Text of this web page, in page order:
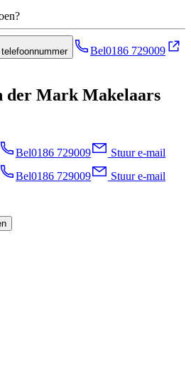
Bel0186 729009
der Mark Makelaars
Bel0186 729009 Stuur e-mail
Bel0186 729009 Stuur e-mail